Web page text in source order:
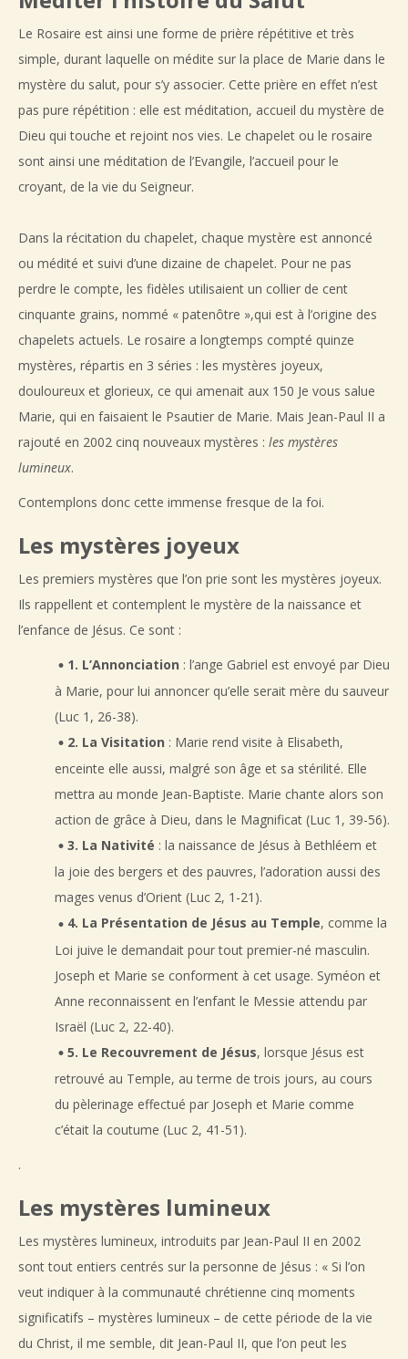
Le Rosaire est ainsi une forme de prière répétitive et très
simple, durant laquelle on médite sur la place de Marie dans le
mystère du salut, pour s’y associer. Cette prière en effet n’est
pas pure répétition : elle est méditation, accueil du mystère de
Dieu qui touche et rejoint nos vies. Le chapelet ou le rosaire
sont ainsi une méditation de l’Evangile, l’accueil pour le
croyant, de la vie du Seigneur.
Dans la récitation du chapelet, chaque mystère est annoncé
ou médité et suivi d’une dizaine de chapelet. Pour ne pas
perdre le compte, les fidèles utilisaient un collier de cent
cinquante grains, nommé « patenôtre »,qui est à l’origine des
chapelets actuels. Le rosaire a longtemps compté quinze
mystères, répartis en 3 séries : les mystères joyeux,
douloureux et glorieux, ce qui amenait aux 150 Je vous salue
Marie, qui en faisaient le Psautier de Marie. Mais Jean-Paul II a
rajouté en 2002 cinq nouveaux mystères : les mystères
lumineux.
Contemplons donc cette immense fresque de la foi.
Les mystères joyeux
Les premiers mystères que l’on prie sont les mystères joyeux.
Ils rappellent et contemplent le mystère de la naissance et
l’enfance de Jésus. Ce sont :
1. L’Annonciation : l’ange Gabriel est envoyé par Dieu
à Marie, pour lui annoncer qu’elle serait mère du sauveur
(Luc 1, 26-38).
2. La Visitation : Marie rend visite à Elisabeth,
enceinte elle aussi, malgré son âge et sa stérilité. Elle
mettra au monde Jean-Baptiste. Marie chante alors son
action de grâce à Dieu, dans le Magnificat (Luc 1, 39-56).
3. La Nativité : la naissance de Jésus à Bethléem et
la joie des bergers et des pauvres, l’adoration aussi des
mages venus d’Orient (Luc 2, 1-21).
4. La Présentation de Jésus au Temple, comme la
Loi juive le demandait pour tout premier-né masculin.
Joseph et Marie se conforment à cet usage. Syméon et
Anne reconnaissent en l’enfant le Messie attendu par
Israël (Luc 2, 22-40).
5. Le Recouvrement de Jésus, lorsque Jésus est
retrouvé au Temple, au terme de trois jours, au cours
du pèlerinage effectué par Joseph et Marie comme
c’était la coutume (Luc 2, 41-51).
.
Les mystères lumineux
Les mystères lumineux, introduits par Jean-Paul II en 2002
sont tout entiers centrés sur la personne de Jésus : « Si l’on
veut indiquer à la communauté chrétienne cinq moments
significatifs – mystères lumineux – de cette période de la vie
du Christ, il me semble, dit Jean-Paul II, que l’on peut les